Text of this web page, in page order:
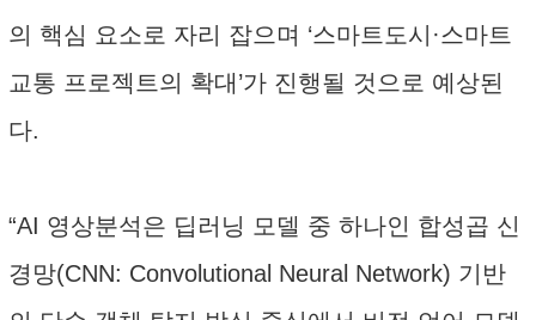
의 핵심 요소로 자리 잡으며 ‘스마트도시·스마트
교통 프로젝트의 확대’가 진행될 것으로 예상된
다.
“AI 영상분석은 딥러닝 모델 중 하나인 합성곱 신
경망(CNN: Convolutional Neural Network) 기반